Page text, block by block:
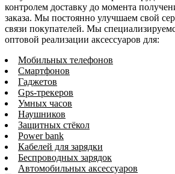
контролем доставку до момента
заказа. Мы постоянно улучшаем свой
связи покупателей. Мы
оптовой реализации аксессуаров для:
Мобильных телефонов
Смартфонов
Гаджетов
Gps-трекеров
Умных часов
Наушников
Защитных стёкол
Power bank
Кабелей для зарядки
Беспроводных зарядок
Автомобильных аксессуаров